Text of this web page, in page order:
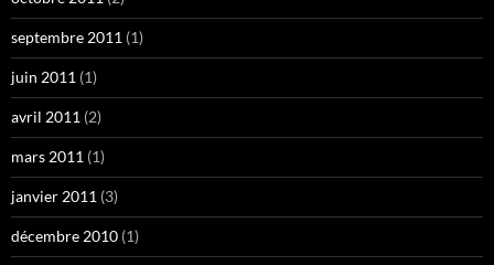
septembre 2011 (1)
juin 2011 (1)
avril 2011 (2)
mars 2011 (1)
janvier 2011 (3)
décembre 2010 (1)